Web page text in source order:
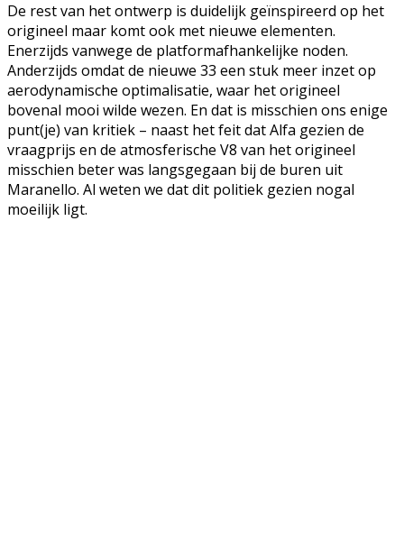
De rest van het ontwerp is duidelijk geïnspireerd op het
origineel maar komt ook met nieuwe elementen.
Enerzijds vanwege de platformafhankelijke noden.
Anderzijds omdat de nieuwe 33 een stuk meer inzet op
aerodynamische optimalisatie, waar het origineel
bovenal mooi wilde wezen. En dat is misschien ons enige
punt(je) van kritiek – naast het feit dat Alfa gezien de
vraagprijs en de atmosferische V8 van het origineel
misschien beter was langsgegaan bij de buren uit
Maranello. Al weten we dat dit politiek gezien nogal
moeilijk ligt.